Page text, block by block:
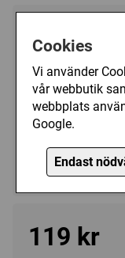
Cookies
Vi använder
vår webbutik
webbplats
Google.
Endast
Antal bitar:
Storlek:49 x 36
Art.nr.:
Kategori(er):
Antal Bitar/100 -
Tecknat/Övrigt
119 kr